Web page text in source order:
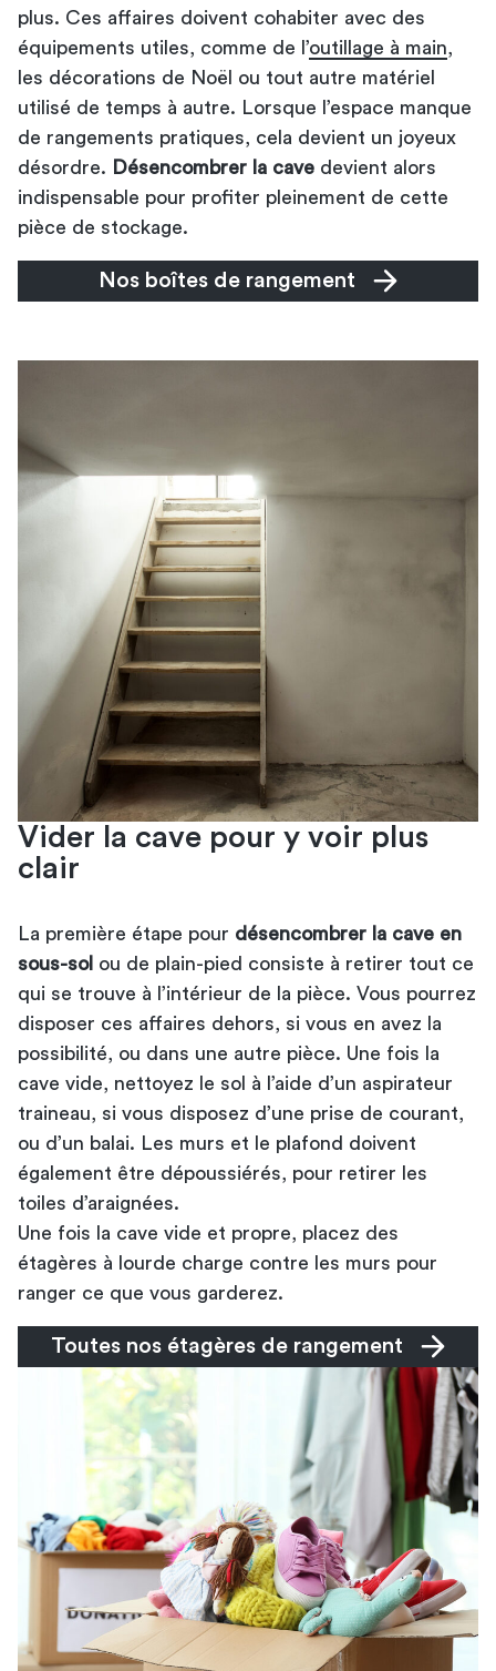
plus. Ces affaires doivent cohabiter avec des
équipements utiles, comme de l’outillage à main
les décorations de Noël ou tout autre matériel
utilisé de temps à autre. Lorsque l’espace manque
de rangements pratiques, cela devient un joyeux
désordre. Désencombrer la cave devient alors
indispensable pour profiter pleinement de cette
pièce de stockage.
Nos boîtes de rangement
Vider la cave pour y voir plus
clair
La première étape pour désencombrer la cave en
sous-sol ou de plain-pied consiste à retirer tout ce
qui se trouve à l’intérieur de la pièce. Vous pourrez
disposer ces affaires dehors, si vous en avez la
possibilité, ou dans une autre pièce. Une fois la
cave vide, nettoyez le sol à l’aide d’un aspirateur
traineau , si vous disposez d’une prise de courant,
ou d’un balai. Les murs et le plafond doivent
également être dépoussiérés, pour retirer les
toiles d’araignées.
Une fois la cave vide et propre, placez des
étagères à lourde charge contre les murs pour
ranger ce que vous garderez.
Toutes nos étagères de rangement